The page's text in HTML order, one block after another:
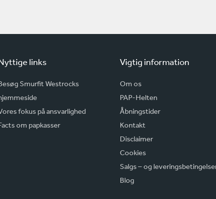
links
Smurfit Westrocks
fokus på ansvarlighed
om papkasser
Vigtig information
Om os
PAP-Helten
Åbningstider
Kontakt
Disclaimer
Cookies
Salgs – og
Blog